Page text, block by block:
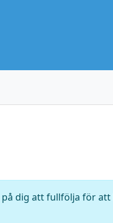
dig att fullfölja för att